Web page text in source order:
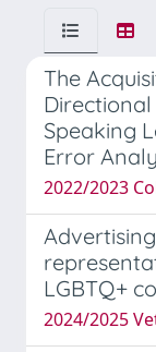
The
Speaking
Error
2022/2023
LGBTQ+
2024/2025